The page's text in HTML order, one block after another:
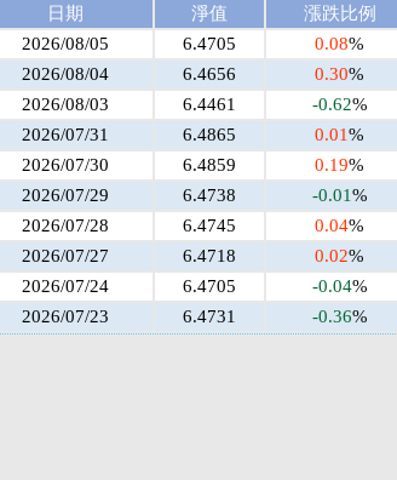
日期 淨值 漲跌比例
2026/08/05
6.4705 0.08%
2026/08/04
6.4656 0.30%
2026/08/03
6.4461 -0.62%
2026/07/31
6.4865 0.01%
2026/07/30
6.4859 0.19%
2026/07/29
6.4738 -0.01%
2026/07/28
6.4745 0.04%
2026/07/27
6.4718 0.02%
2026/07/24
6.4705 -0.04%
2026/07/23
6.4731 -0.36%